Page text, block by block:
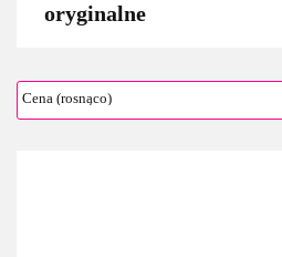
oryginalne